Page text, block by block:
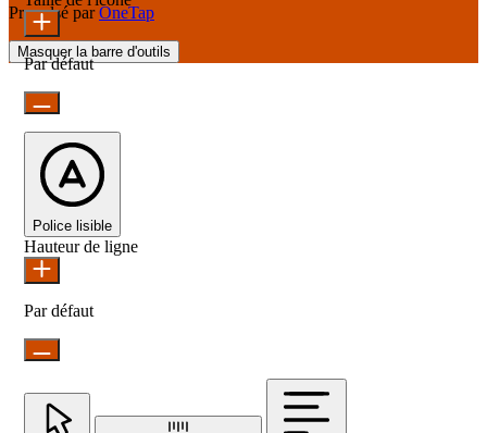
Propulsé parOneTap
Masquer la barre d'outils
Par défaut
Police lisible
Hauteur de ligne
Par défaut